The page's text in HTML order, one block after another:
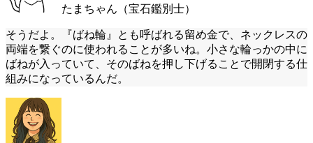
たまちゃん（宝石鑑別士）
そうだよ。『ばね輪』とも呼ばれる留め金で、ネックレスの
両端を繋ぐのに使われることが多いね。小さな輪っかの中に
ばねが入っていて、そのばねを押し下げることで開閉する仕
組みになっているんだ。